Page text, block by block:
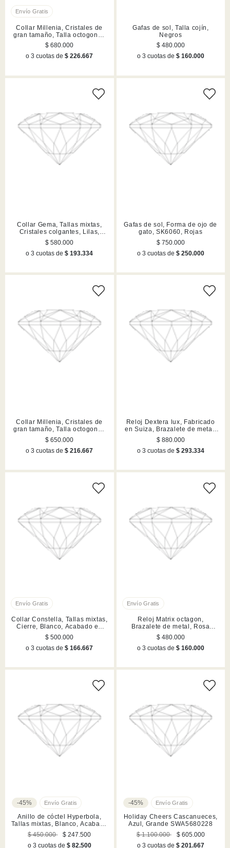
Collar Millenia, Cristales de
gran tamaño, Talla octogonal,
Acabado en tono oro
$ 680.000
o 3 cuotas de$ 226.667
Gafas de sol, Talla cojín,
Negros
$ 480.000
o 3 cuotas de $ 160.000
Collar Gema, Tallas mixtas,
Cristales colgantes, Lilas,
Acabado en tono oro
$ 580.000
o 3 cuotas de$ 193.334
Gafas de sol, Forma de ojo de
gato, SK6060, Rojas
$ 750.000
o 3 cuotas de $ 250.000
Collar Millenia, Cristales de
gran tamaño, Talla octogonal,
Blanco, Acabado en rodio
$ 650.000
o 3 cuotas de$ 216.667
Reloj Dextera lux, Fabricado
en Suiza, Brazalete de metal,
Dorado, Acabado en tono oro
$ 880.000
o 3 cuotas de $ 293.334
Collar Constella, Tallas mixtas,
Cierre, Blanco, Acabado en
rodio
$ 500.000
o 3 cuotas de$ 166.667
Reloj Matrix octagon,
Brazalete de metal, Rosa
dorado, Acabado en tono oro
rosa
$ 480.000
o 3 cuotas de $ 160.000
-45%
Anillo de cóctel Hyperbola,
Tallas mixtas, Blanco, Acabado
en rodio
$ 450.000
$ 247.500
o 3 cuotas de $ 82.500
-45%
Holiday Cheers Cascanueces,
Azul, Grande SWA5680228
$ 1.100.000
$ 605.000
o 3 cuotas de $ 201.667